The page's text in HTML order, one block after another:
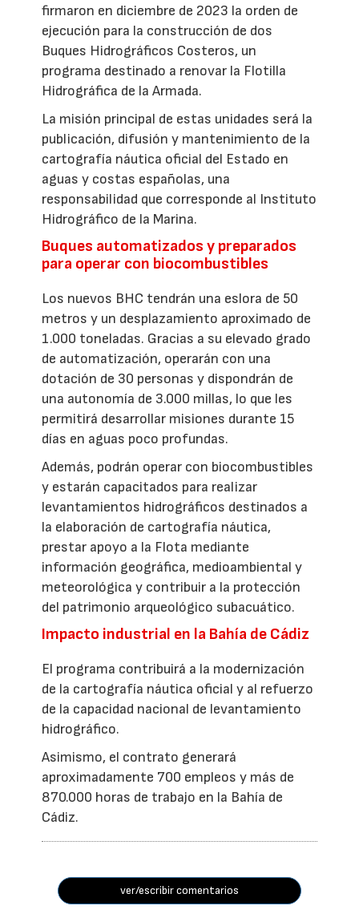
firmaron en diciembre de 2023 la orden de
ejecución para la construcción de dos
Buques Hidrográficos Costeros, un
programa destinado a renovar la Flotilla
Hidrográfica de la Armada.
La misión principal de estas unidades será la
publicación, difusión y mantenimiento de la
cartografía náutica oficial del Estado en
aguas y costas españolas, una
responsabilidad que corresponde al Instituto
Hidrográfico de la Marina.
Buques automatizados y preparados
para operar con biocombustibles
Los nuevos BHC tendrán una eslora de 50
metros y un desplazamiento aproximado de
1.000 toneladas. Gracias a su elevado grado
de automatización, operarán con una
dotación de 30 personas y dispondrán de
una autonomía de 3.000 millas, lo que les
permitirá desarrollar misiones durante 15
días en aguas poco profundas.
Además, podrán operar con biocombustibles
y estarán capacitados para realizar
levantamientos hidrográficos destinados a
la elaboración de cartografía náutica,
prestar apoyo a la Flota mediante
información geográfica, medioambiental y
meteorológica y contribuir a la protección
del patrimonio arqueológico subacuático.
Impacto industrial en la Bahía de Cádiz
El programa contribuirá a la modernización
de la cartografía náutica oficial y al refuerzo
de la capacidad nacional de levantamiento
hidrográfico.
Asimismo, el contrato generará
aproximadamente 700 empleos y más de
870.000 horas de trabajo en la Bahía de
Cádiz.
ver/escribir comentarios